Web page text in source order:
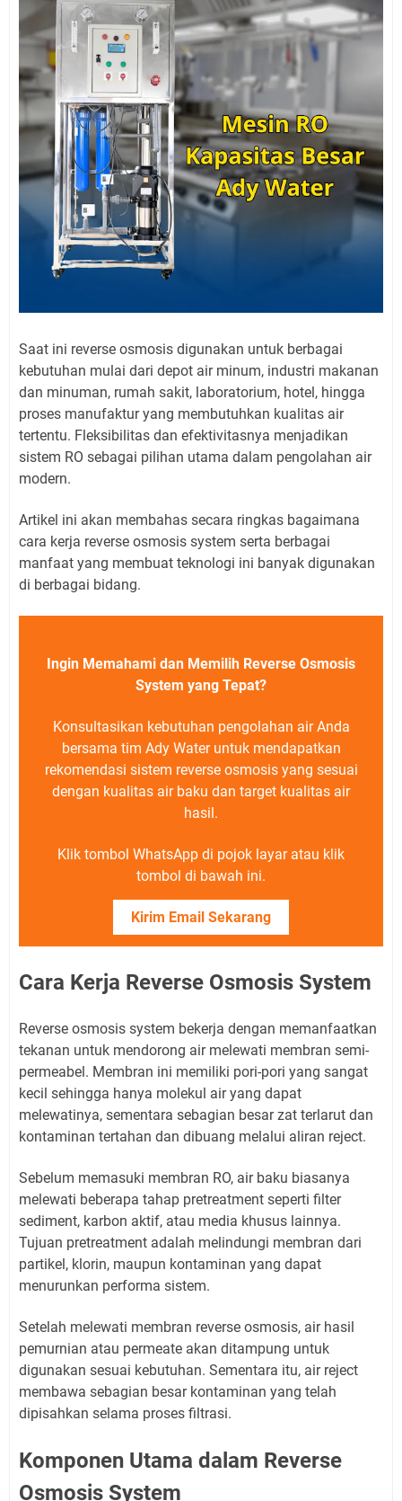
Saat ini reverse osmosis digunakan untuk berbagai
kebutuhan mulai dari depot air minum, industri makanan
dan minuman, rumah sakit, laboratorium, hotel, hingga
proses manufaktur yang membutuhkan kualitas air
tertentu. Fleksibilitas dan efektivitasnya menjadikan
sistem RO sebagai pilihan utama dalam pengolahan air
modern.
Artikel ini akan membahas secara ringkas bagaimana
cara kerja reverse osmosis system serta berbagai
manfaat yang membuat teknologi ini banyak digunakan
di berbagai bidang.
Ingin Memahami dan Memilih Reverse Osmosis
System yang Tepat?
Konsultasikan kebutuhan pengolahan air Anda
bersama tim Ady Water untuk mendapatkan
rekomendasi sistem reverse osmosis yang sesuai
dengan kualitas air baku dan target kualitas air
hasil.
Klik tombol WhatsApp di pojok layar atau klik
tombol di bawah ini.
Kirim Email Sekarang
Cara Kerja Reverse Osmosis System
Reverse osmosis system bekerja dengan memanfaatkan
tekanan untuk mendorong air melewati membran semi-
permeabel. Membran ini memiliki pori-pori yang sangat
kecil sehingga hanya molekul air yang dapat
melewatinya, sementara sebagian besar zat terlarut dan
kontaminan tertahan dan dibuang melalui aliran reject.
Sebelum memasuki membran RO, air baku biasanya
melewati beberapa tahap pretreatment seperti filter
sediment, karbon aktif, atau media khusus lainnya.
Tujuan pretreatment adalah melindungi membran dari
partikel, klorin, maupun kontaminan yang dapat
menurunkan performa sistem.
Setelah melewati membran reverse osmosis, air hasil
pemurnian atau permeate akan ditampung untuk
digunakan sesuai kebutuhan. Sementara itu, air reject
membawa sebagian besar kontaminan yang telah
dipisahkan selama proses filtrasi.
Komponen Utama dalam Reverse
Osmosis System